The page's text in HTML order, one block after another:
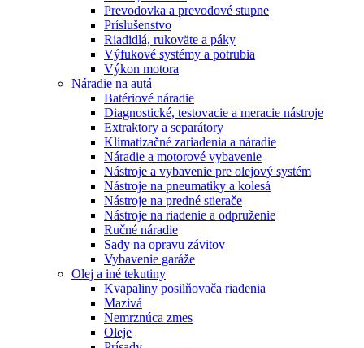
Prevodovka a prevodové stupne
Príslušenstvo
Riadidlá, rukoväte a páky
Výfukové systémy a potrubia
Výkon motora
Náradie na autá
Batériové náradie
Diagnostické, testovacie a meracie nástroje
Extraktory a separátory
Klimatizačné zariadenia a náradie
Náradie a motorové vybavenie
Nástroje a vybavenie pre olejový systém
Nástroje na pneumatiky a kolesá
Nástroje na predné stierače
Nástroje na riadenie a odpruženie
Ručné náradie
Sady na opravu závitov
Vybavenie garáže
Olej a iné tekutiny
Kvapaliny posilňovača riadenia
Mazivá
Nemrznúca zmes
Oleje